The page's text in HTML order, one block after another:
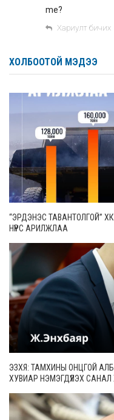
me?
Хариулт бичих
ХОЛБООТОЙ МЭДЭЭ
“ЭРДЭНЭС ТАВАНТОЛГОЙ”
НҮҮРС АРИЛЖЛАА
ЭЗХЯ: ТАМХИНЫ ОНЦГОЙ
ХУВИАР НЭМЭГДҮҮЛЭХ САНАЛ